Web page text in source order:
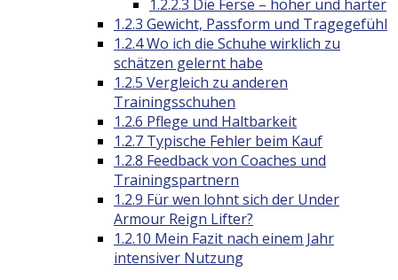
1.2.2.3 Die Ferse – höher und härter
1.2.3 Gewicht, Passform und Tragegefühl
1.2.4Wo ich die Schuhe wirklich zu
schätzen gelernt habe
1.2.5 Vergleich zu anderen
Trainingsschuhen
1.2.6 Pflege und Haltbarkeit
1.2.7 Typische Fehler beim Kauf
1.2.8 Feedback von Coaches und
Trainingspartnern
1.2.9 Für wen lohnt sich der Under
Armour Reign Lifter?
1.2.10 Mein Fazit nach einem Jahr
intensiver Nutzung